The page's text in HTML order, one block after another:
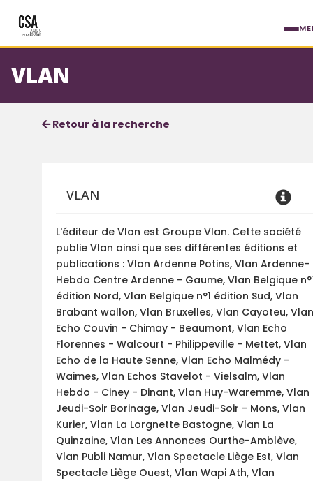
VLAN
Fiche service
Informations détaillées
Retour à la recherche
VLAN
L'éditeur de Vlan est Groupe Vlan. Cette société
publie Vlan ainsi que ses différentes éditions et
publications : Vlan Ardenne Potins, Vlan Ardenne-
Hebdo Centre Ardenne - Gaume, Vlan Belgique
édition Nord, Vlan Belgique n°1 édition Sud, Vlan
Brabant wallon, Vlan Bruxelles, Vlan Cayoteu, Vlan
Echo Couvin - Chimay - Beaumont, Vlan Echo
Florennes - Walcourt - Philippeville - Mettet, Vlan
Echo de la Haute Senne, Vlan Echo Malmédy -
Waimes, Vlan Echos Stavelot - Vielsalm, Vlan
Hebdo - Ciney - Dinant, Vlan Huy-Waremme, Vlan
Jeudi-Soir Borinage, Vlan Jeudi-Soir - Mons, Vlan
Kurier, Vlan La Lorgnette Bastogne, Vlan La
Quinzaine, Vlan Les Annonces Ourthe-Amblève,
Vlan Publi Namur, Vlan Spectacle Liège Est, Vlan
Spectacle Liège Ouest, Vlan Wapi Ath, Vlan